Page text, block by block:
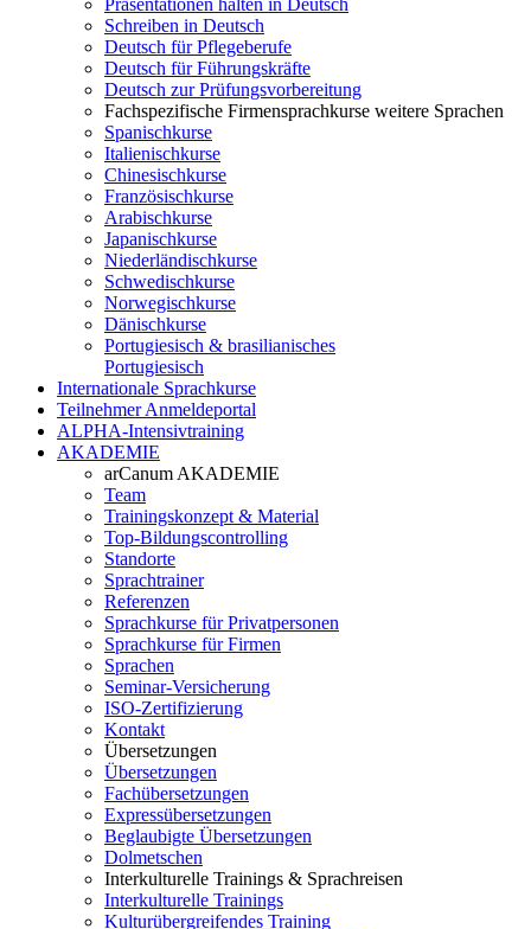
Präsentationen halten in Deutsch
Schreiben in Deutsch
Deutsch für Pflegeberufe
Deutsch für Führungskräfte
Deutsch zur Prüfungsvorbereitung
Fachspezifische Firmensprachkurse weitere Sprachen
Spanischkurse
Italienischkurse
Chinesischkurse
Französischkurse
Arabischkurse
Japanischkurse
Niederländischkurse
Schwedischkurse
Norwegischkurse
Dänischkurse
Portugiesisch & brasilianisches
Portugiesisch
Internationale Sprachkurse
Teilnehmer Anmeldeportal
ALPHA-Intensivtraining
AKADEMIE
arCanum AKADEMIE
Team
Trainingskonzept & Material
Top-Bildungscontrolling
Standorte
Sprachtrainer
Referenzen
Sprachkurse für Privatpersonen
Sprachkurse für Firmen
Sprachen
Seminar-Versicherung
ISO-Zertifizierung
Kontakt
Übersetzungen
Übersetzungen
Fachübersetzungen
Expressübersetzungen
Beglaubigte Übersetzungen
Dolmetschen
Interkulturelle Trainings & Sprachreisen
Interkulturelle Trainings
Kulturübergreifendes Training